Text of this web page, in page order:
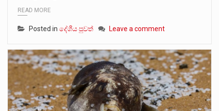
READ MORE
Posted in දේශීය පුවත් Leave a comment